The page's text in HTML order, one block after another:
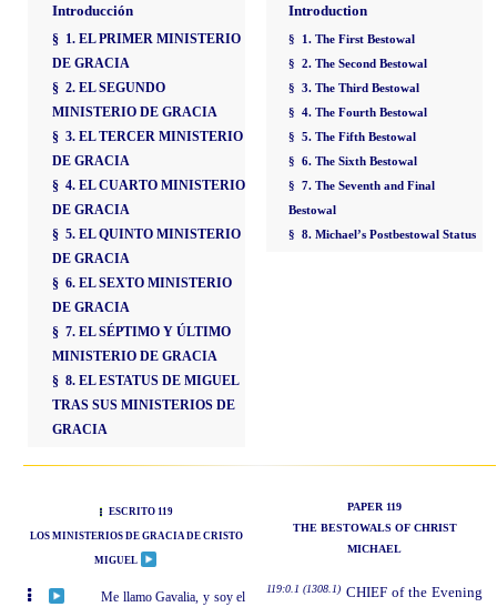
Introducción
§ 1. EL PRIMER MINISTERIO
DE GRACIA
§ 2. EL SEGUNDO
MINISTERIO DE GRACIA
§ 3. EL TERCER MINISTERIO
DE GRACIA
§ 4. EL CUARTO MINISTERIO
DE GRACIA
§ 5. EL QUINTO MINISTERIO
DE GRACIA
§ 6. EL SEXTO MINISTERIO
DE GRACIA
§ 7. EL SÉPTIMO Y ÚLTIMO
MINISTERIO DE GRACIA
§ 8. EL ESTATUS DE MIGUEL
TRAS SUS MINISTERIOS DE
GRACIA
Introduction
§ 1. The First Bestowal
§ 2. The Second Bestowal
§ 3. The Third Bestowal
§ 4. The Fourth Bestowal
§ 5. The Fifth Bestowal
§ 6. The Sixth Bestowal
§ 7. The Seventh and Final
Bestowal
§ 8. Michael’s Postbestowal Status
ESCRITO 119
LOS MINISTERIOS DE GRACIA DE CRISTO
MIGUEL
PAPER 119
THE BESTOWALS OF CHRIST
MICHAEL
Me llamo Gavalia, y soy el
119:0.1 (1308.1) CHIEF of the Evening